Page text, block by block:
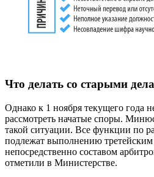
Что делать со старыми
Однако к 1 ноября текущего года
рассмотреть начатые споры.
такой ситуации. Все функции по
подлежат выполнению третейским
непосредственно составом
отметили в Министерстве.